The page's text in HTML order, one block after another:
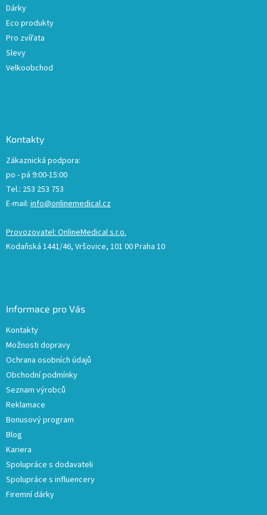
Dárky
Eco produkty
Pro zvířata
Slevy
Velkoobchod
Kontakty
Zákaznická podpora:
po - pá 9:00-15:00
Tel.: 253 253 753
E-mail: info@onlinemedical.cz
Provozovatel: OnlineMedical s.r.o.
Kodaňská 1441/46, Vršovice, 101 00 Praha 10
Informace pro Vás
Kontakty
Možnosti dopravy
Ochrana osobních údajů
Obchodní podmínky
Seznam výrobců
Reklamace
Bonusový program
Blog
Kariera
Spolupráce s dodavateli
Spolupráce s influencery
Firemní dárky